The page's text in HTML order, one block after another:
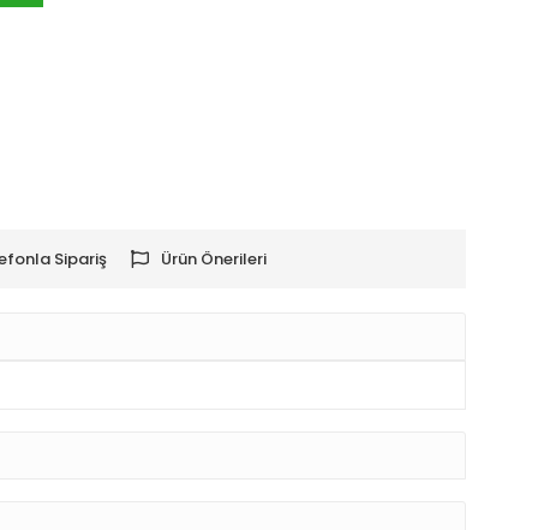
Sipariş Ürün Önerileri